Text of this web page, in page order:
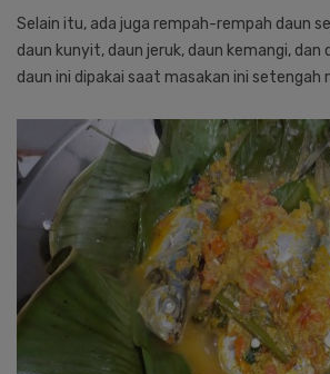
Selain itu, ada juga rempah-rempah daun
daun kunyit, daun jeruk, daun kemangi, dan
daun ini dipakai saat masakan ini setengah